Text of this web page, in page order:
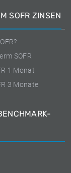
SOFR ZINSEN
SOFR
1 Monat
3 Monate